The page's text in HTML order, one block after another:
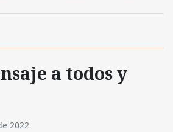
a todos y
2022